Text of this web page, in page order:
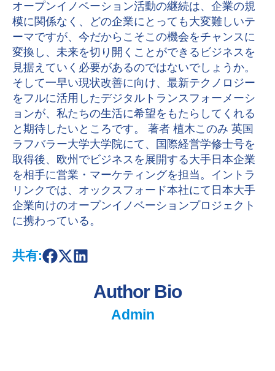
オープンイノベーション活動の継続は、企業の規
模に関係なく、どの企業にとっても大変難しいテ
ーマですが、今だからこそこの機会をチャンスに
変換し、未来を切り開くことができるビジネスを
見据えていく必要があるのではないでしょうか。
そして一早い現状改善に向け、最新テクノロジー
をフルに活用したデジタルトランスフォーメーシ
ョンが、私たちの生活に希望をもたらしてくれる
と期待したいところです。 著者 植木このみ 英国
ラフバラー大学大学院にて、国際経営学修士号を
取得後、欧州でビジネスを展開する大手日本企業
を相手に営業・マーケティングを担当。イントラ
リンクでは、オックスフォード本社にて日本大手
企業向けのオープンイノベーションプロジェクト
に携わっている。
共有:S
S
S
Author Bio
Admin